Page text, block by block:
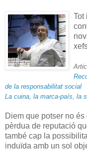
Tot
de la responsabilitat social
La cuina, la marca-país, la
Diem que potser no
pèrdua de reputació
també cap la
induïda amb un sol